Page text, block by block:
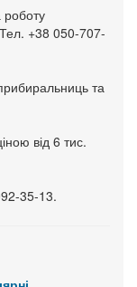
+38 050-707-
та
від 6 тис.
35-13.